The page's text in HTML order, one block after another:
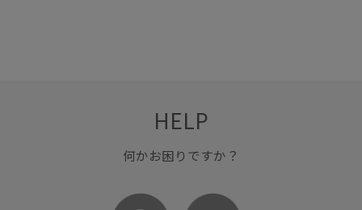
HELP
何かお困りですか？